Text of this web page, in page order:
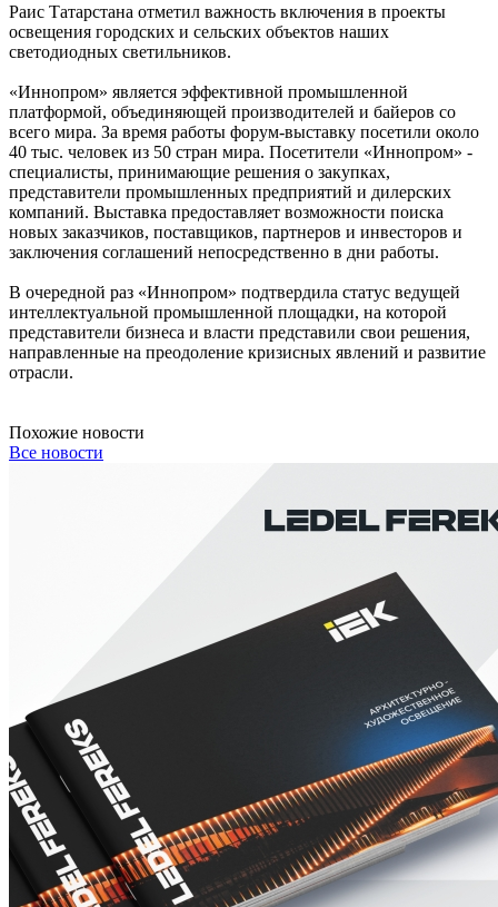
Раис Татарстана отметил важность включения в проекты
освещения городских и сельских объектов наших
светодиодных светильников.
«Иннопром» является эффективной промышленной
платформой, объединяющей производителей и байеров со
всего мира. За время работы форум-выставку посетили около
40 тыс. человек из 50 стран мира. Посетители «Иннопром» -
специалисты, принимающие решения о закупках,
представители промышленных предприятий и дилерских
компаний. Выставка предоставляет возможности поиска
новых заказчиков, поставщиков, партнеров и инвесторов и
заключения соглашений непосредственно в дни работы.
В очередной раз «Иннопром» подтвердила статус ведущей
интеллектуальной промышленной площадки, на которой
представители бизнеса и власти представили свои решения,
направленные на преодоление кризисных явлений и развитие
отрасли.
Похожие новости
Все новости